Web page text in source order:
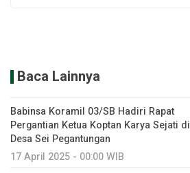
Baca Lainnya
Babinsa Koramil 03/SB Hadiri Rapat
Pergantian Ketua Koptan Karya Sejati di
Desa Sei Pegantungan
17 April 2025 - 00:00 WIB